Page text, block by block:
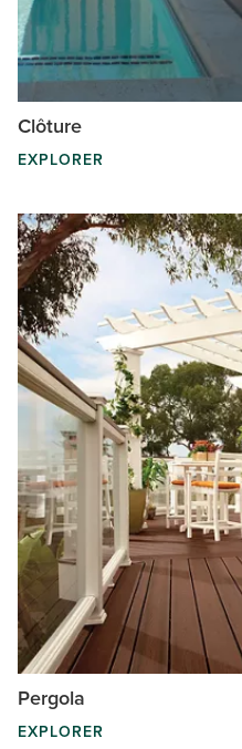
Clôture
EXPLORER
Pergola
EXPLORER